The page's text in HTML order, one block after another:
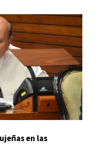
en las